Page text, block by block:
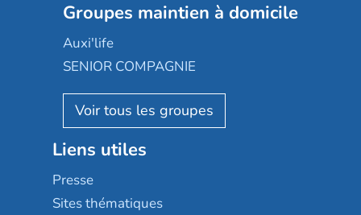
Les jardins d'Arcadie
Occitalia
Appartseniors
Reseda
Stella management
Les villages d'or
Sérénys
Résidences services Villa Médicis
Groupe SOS
Le Noble Âge
Almage
Résidalya
Groupe aplus
Groupes maintien à domicile
Auxi'life
SENIOR COMPAGNIE
AGE D'OR Services
Liens utiles
Presse
Sites thématiques